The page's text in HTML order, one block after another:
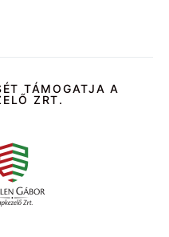
TÁMOGATJA A
ZRT.